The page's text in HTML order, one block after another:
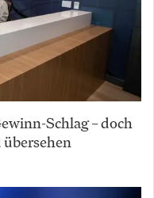
Schlag – doch